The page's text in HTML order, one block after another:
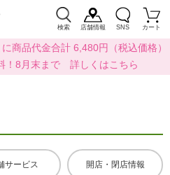
検索 店舗情報 SNS カート
商品代金合計 6,480円（税込価格）
！8月末まで 詳しくはこちら
サービス 開店・閉店情報